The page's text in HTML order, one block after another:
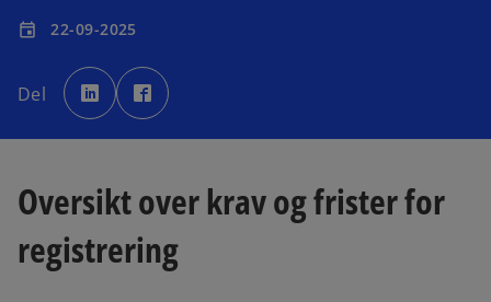
event 22-09-2025
Del
o
p
e
n
i
w
t
b
p
e
i
w
t
b
Oversikt over krav og frister for
registrering